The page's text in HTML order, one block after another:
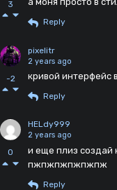
3
Reply
-2
pixelitr
2 years ago
кривой интерфейс
Reply
0
HELdy999
2 years ago
и еще плиз создай
пжпжпжпжпжпж
Reply